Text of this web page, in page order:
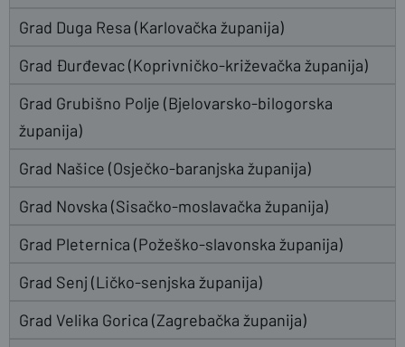
Grad Duga Resa (Karlovačka županija)
Grad Đurđevac (Koprivničko-križevačka županija)
Grad Grubišno Polje (Bjelovarsko-bilogorska
županija)
Grad Našice (Osječko-baranjska županija)
Grad Novska (Sisačko-moslavačka županija)
Grad Pleternica (Požeško-slavonska županija)
Grad Senj (Ličko-senjska županija)
Grad Velika Gorica (Zagrebačka županija)